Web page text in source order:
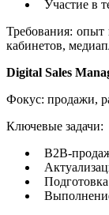
Участие в
Требования: опыт
кабинетов,
Digital Sales
Фокус: продажи,
Ключевые задачи:
B2B-